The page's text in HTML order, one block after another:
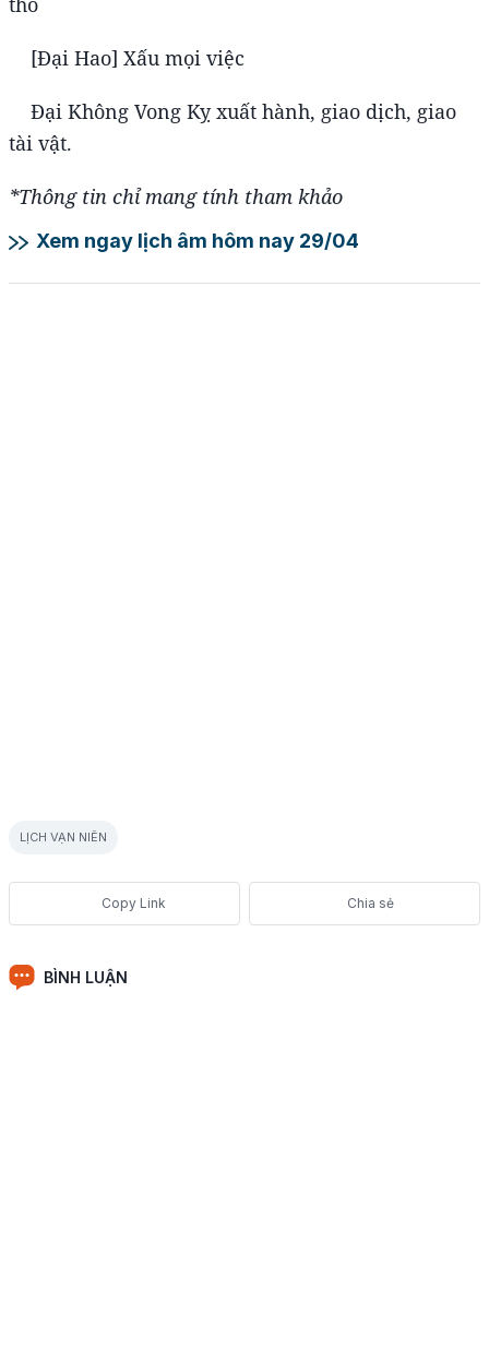
[Đại Hao] Xấu mọi việc
Đại Không Vong Kỵ xuất hành, giao dịch, giao
tài vật.
*Thông tin chỉ mang tính tham khảo
Xem ngay lịch âm hôm nay 29/04
LỊCH VẠN NIÊN
Chia sẻ
BÌNH LUẬN